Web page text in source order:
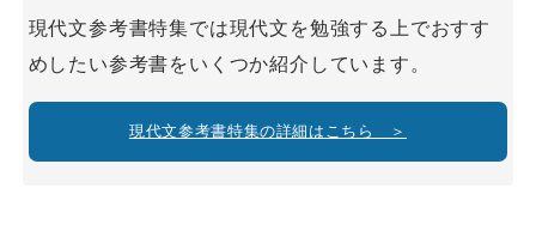
現代文参考書特集では現代文を勉強する上でおすす
めしたい参考書をいくつか紹介しています。
現代文参考書特集の詳細はこちら ＞